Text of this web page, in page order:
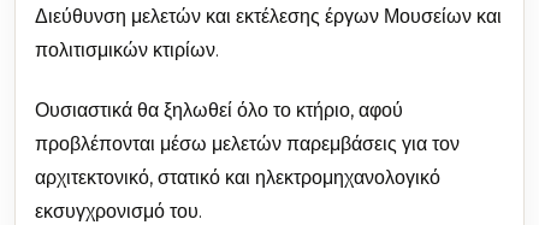
Διεύθυνση μελετών και εκτέλεσης έργων Μουσείων και
πολιτισμικών κτιρίων.
Ουσιαστικά θα ξηλωθεί όλο το κτήριο, αφού
προβλέπονται μέσω μελετών παρεμβάσεις για τον
αρχιτεκτονικό, στατικό και ηλεκτρομηχανολογικό
εκσυγχρονισμό του.